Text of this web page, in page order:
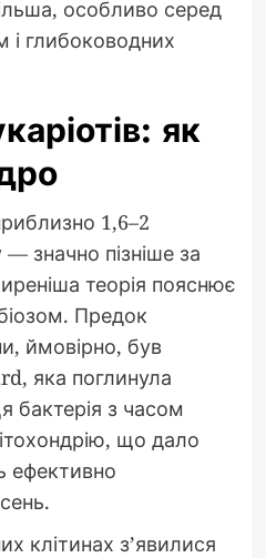
особливо серед
і глибоководних
як
1,6–2
значно пізніше за
теорія пояснює
Предок
ймовірно, був
яка поглинула
бактерія з часом
що дало
ефективно
клітинах з’явилися